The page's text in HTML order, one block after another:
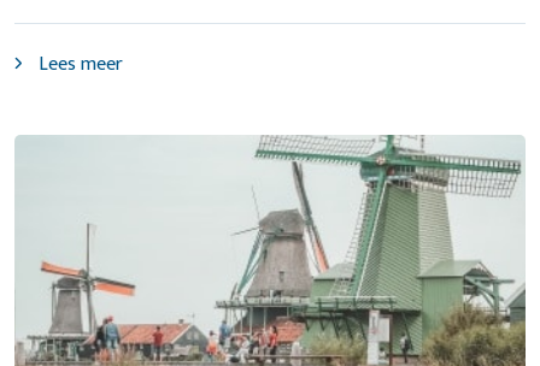
Lees meer